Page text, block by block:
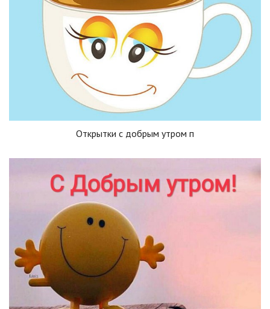
Открытки с добрым утром п